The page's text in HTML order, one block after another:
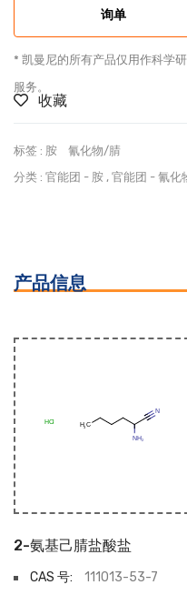
询单
* 凯曼尼的所有产品仅用作科学
服务。
收藏
标签 : 胺
氰化物/腈
分类 : 官能团 - 胺 , 官能团 - 氰化
产品信息
2-氨基己腈盐酸盐
CAS 号: 111013-53-7